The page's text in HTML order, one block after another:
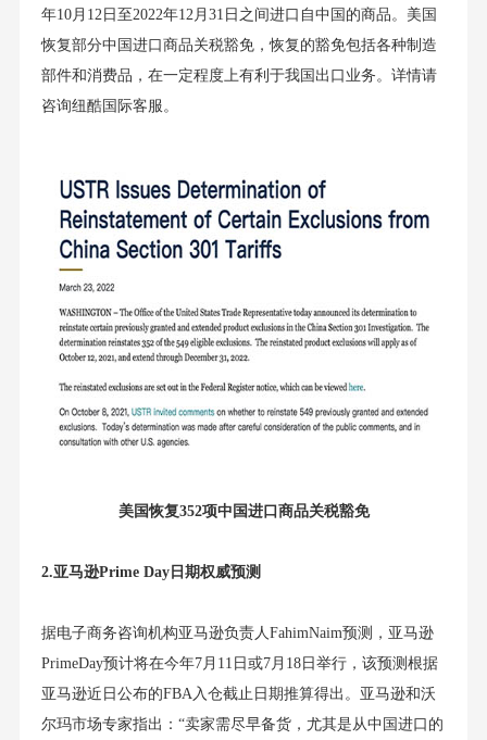
年10月12日至2022年12月31日之间进口自中国的商品。美国
恢复部分中国进口商品关税豁免，恢复的豁免包括各种制造
部件和消费品，在一定程度上有利于我国出口业务。详情请
咨询纽酷国际客服。
美国恢复352项中国进口商品关税豁免
2.亚马逊Prime Day日期权威预测
据电子商务咨询机构亚马逊负责人FahimNaim预测，亚马逊
PrimeDay预计将在今年7月11日或7月18日举行，该预测根据
亚马逊近日公布的FBA入仓截止日期推算得出。亚马逊和沃
尔玛市场专家指出：“卖家需尽早备货，尤其是从中国进口的